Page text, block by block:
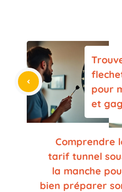
pour
et
Comprendre
tarif tunnel
la manche
bien préparer